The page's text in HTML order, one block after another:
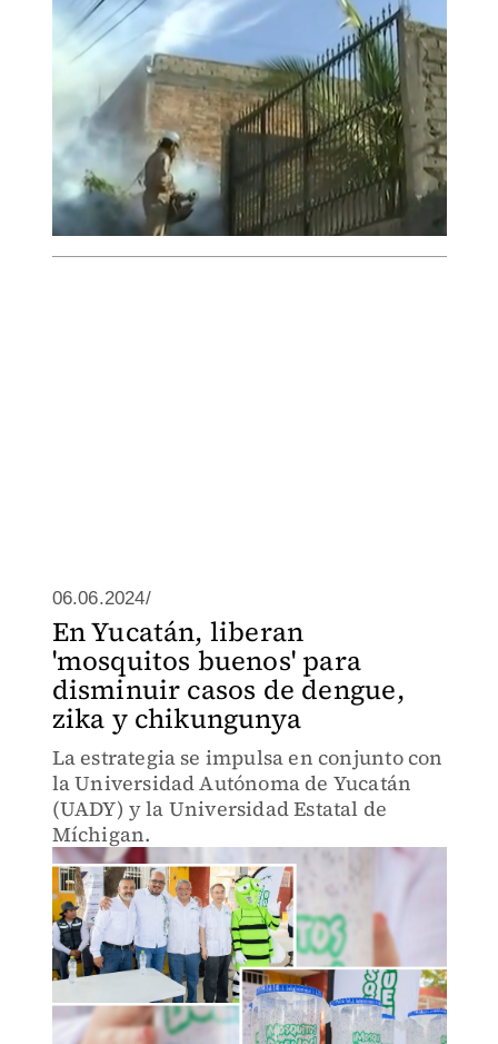
06.06.2024/
En Yucatán, liberan
'mosquitos buenos' para
disminuir casos de dengue,
zika y chikungunya
La estrategia se impulsa en conjunto con
la Universidad Autónoma de Yucatán
(UADY) y la Universidad Estatal de
Míchigan.